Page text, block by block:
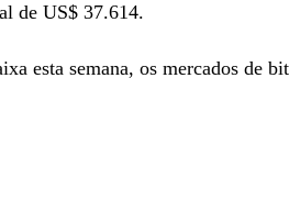
de US$ 37.614.
esta semana, os mercados de